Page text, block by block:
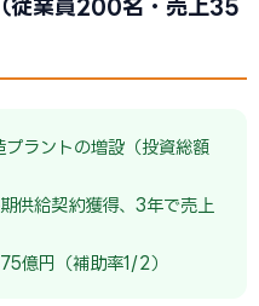
従業員200名・売上35
ラントの増設（投資総額
供給契約獲得、3年で売上
億円（補助率1/2）